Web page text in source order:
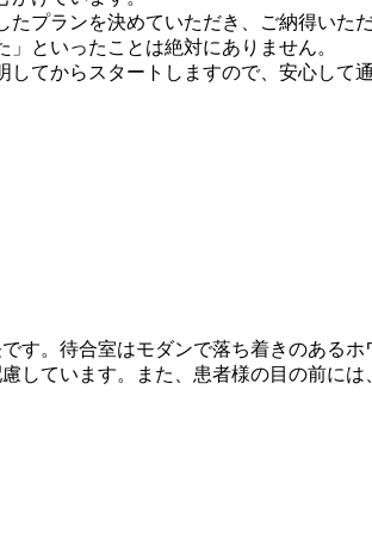
プランを決めていただき、ご納得いた
といったことは絶対にありません。
てからスタートしますので、安心して通
す。待合室はモダンで落ち着きのある
しています。また、患者様の目の前に